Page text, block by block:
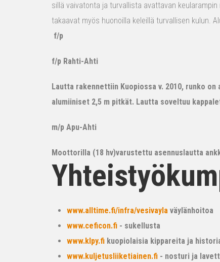
sillä vaivatonta ja turvallista avattavan
takaavat myös huonoilla keleillä turvallisen kulun.
f/p
f/p Rahti-Ahti
Lautta rakennettiin Kuopiossa v. 2010, runko
alumiiniset 2,5 m pitkät. Lautta soveltuu
m/p Apu-Ahti
Moottorilla (18 hv)varustettu asennuslautta
www.alltime.fi/infra/vesivayla väylänhoitoa
www.ceficon.fi - sukellusta
www.klpy.fi kuopiolaisia kippareita ja
www.kuljetusliiketiainen.fi - nosturi ja